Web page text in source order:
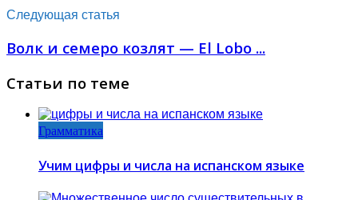
Следующая статья
Волк и семеро козлят — El Lobo ...
Статьи по теме
Грамматика
Учим цифры и числа на испанском языке